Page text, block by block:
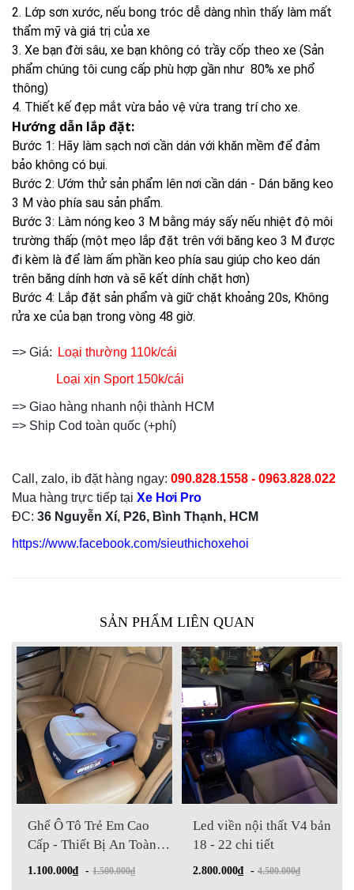
2. Lớp sơn xước, nếu bong tróc dễ dàng nhìn thấy làm mất
thẩm mỹ và giá trị của xe
3. Xe bạn đời sâu, xe bạn không có trầy cốp theo xe (Sản
phẩm chúng tôi cung cấp phù hợp gần như 80% xe phổ
thông)
4. Thiết kế đẹp mắt vừa bảo vệ vừa trang trí cho xe.
Hướng dẫn lắp đặt:
Bước 1: Hãy làm sạch nơi cần dán với khăn mềm để đảm
bảo không có bụi.
Bước 2: Ướm thử sản phẩm lên nơi cần dán - Dán băng keo
3 M vào phía sau sản phẩm.
Bước 3: Làm nóng keo 3 M bằng máy sấy nếu nhiệt độ môi
trường thấp (một mẹo lắp đặt trên với băng keo 3 M được
đi kèm là để làm ấm phần keo phía sau giúp cho keo dán
trên băng dính hơn và sẽ kết dính chặt hơn)
Bước 4: Lắp đặt sản phẩm và giữ chặt khoảng 20s, Không
rửa xe của bạn trong vòng 48 giờ.
=> Giá: Loại thường 110k/cái
Loại xịn Sport 150k/cái
=> Giao hàng nhanh nội thành HCM
=> Ship Cod toàn quốc (+phí)
Call, zalo, ib đặt hàng ngay: 090.828.1558 - 0963.828.022
Mua hàng trực tiếp tại Xe Hơi Pro
ĐC: 36 Nguyễn Xí, P26, Bình Thạnh, HCM
https://www.facebook.com/sieuthichoxehoi
SẢN PHẨM LIÊN QUAN
Led viền nội thất V4 bản
18 - 22 chi tiết
2.800.000₫ -4.500.000₫
Ấm đun nước trên ô tô
dùng điện 12V, 24V
290.000₫